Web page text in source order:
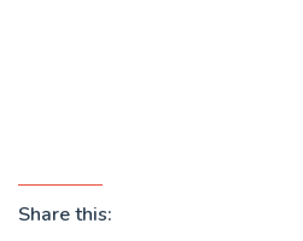
Share this: